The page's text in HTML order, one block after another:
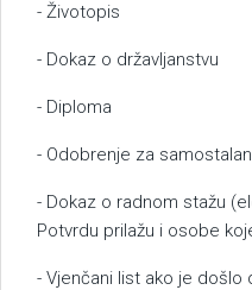
- Životopis
- Dokaz o državljanstvu
- Diploma
- Odobrenje za
- Dokaz o radnom stažu
Potvrdu prilažu i osobe
- Vjenčani list ako je